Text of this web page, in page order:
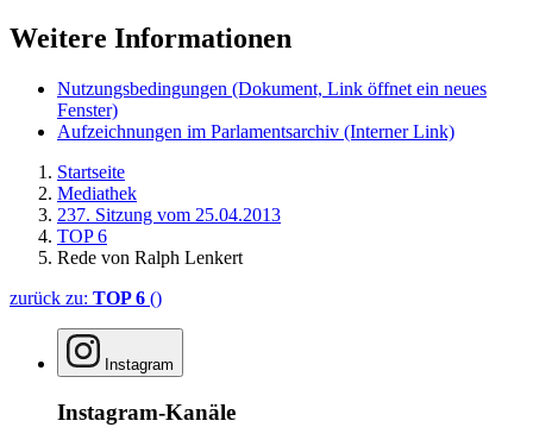
Weitere Informationen
Nutzungsbedingungen (Dokument, Link öffnet ein neues
Fenster)
Aufzeichnungen im Parlamentsarchiv (Interner Link)
Startseite
Mediathek
237. Sitzung vom 25.04.2013
TOP 6
Rede von Ralph Lenkert
zurück zu: TOP 6 ()
Instagram
Instagram-Kanäle